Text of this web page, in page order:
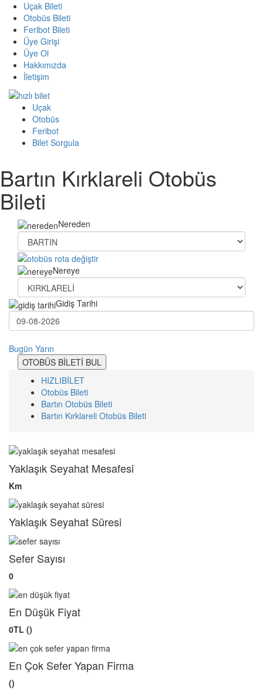
Uçak Bileti
Otobüs Bileti
Feribot Bileti
Üye Girişi
Üye Ol
Hakkımızda
İletişim
Uçak
Otobüs
Feribot
Bilet Sorgula
Bartın Kırklareli Otobüs
Bileti
Nereden
Nereye
Gidiş Tarihi
Bugün Yarın
OTOBÜS BİLETİ BUL
HIZLIBİLET
Otobüs Bileti
Bartın Otobüs Bileti
Bartın Kırklareli Otobüs Bileti
Yaklaşık Seyahat Mesafesi
Km
Yaklaşık Seyahat Süresi
Sefer Sayısı
0
En Düşük Fiyat
0TL ()
En Çok Sefer Yapan Firma
()